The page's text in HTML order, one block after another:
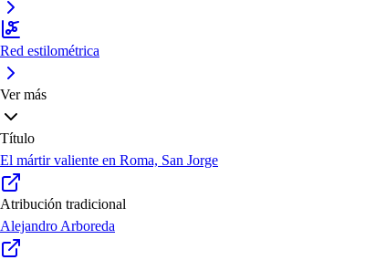
Red estilométrica
Ver más
Título
El mártir valiente en Roma, San Jorge
Atribución tradicional
Alejandro Arboreda